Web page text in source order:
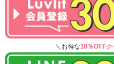
＼お得な10％OFF